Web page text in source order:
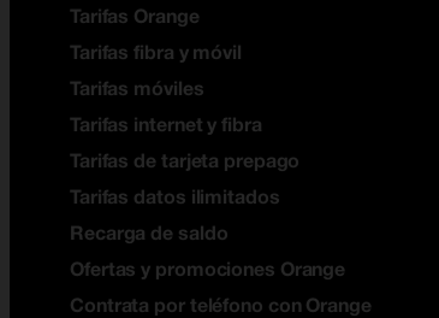
Tarifas Orange
Tarifas fibra y móvil
Tarifas móviles
Tarifas internet y fibra
Tarifas de tarjeta prepago
Tarifas datos ilimitados
Recarga de saldo
Ofertas y promociones Orange
Contrata por teléfono con Orange